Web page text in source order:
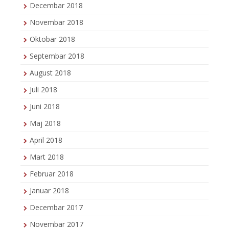
Decembar 2018
Novembar 2018
Oktobar 2018
Septembar 2018
August 2018
Juli 2018
Juni 2018
Maj 2018
April 2018
Mart 2018
Februar 2018
Januar 2018
Decembar 2017
Novembar 2017